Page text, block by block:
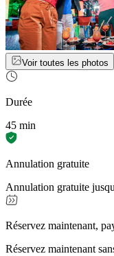
Voir toutes les photos
Durée
45 min
Annulation gratuite
Annulation gratuite
Réservez maintenant,
Réservez maintenant